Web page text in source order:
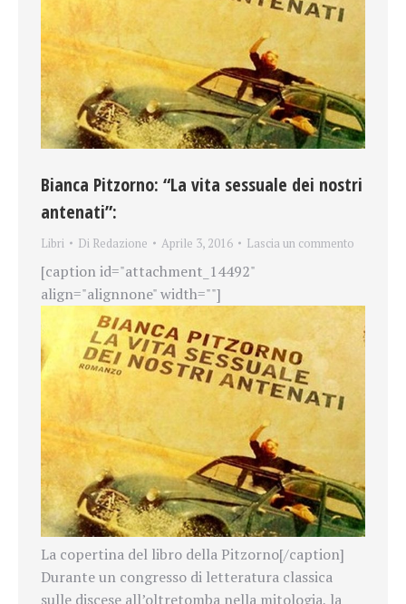
Bianca Pitzorno: “La vita sessuale dei nostri
antenati”:
Libri Di Redazione Aprile 3, 2016 Lascia un commento
[caption id="attachment_14492"
align="alignnone" width=""]
La copertina del libro della Pitzorno[/caption]
Durante un congresso di letteratura classica
sulle discese all’oltretomba nella mitologia, la